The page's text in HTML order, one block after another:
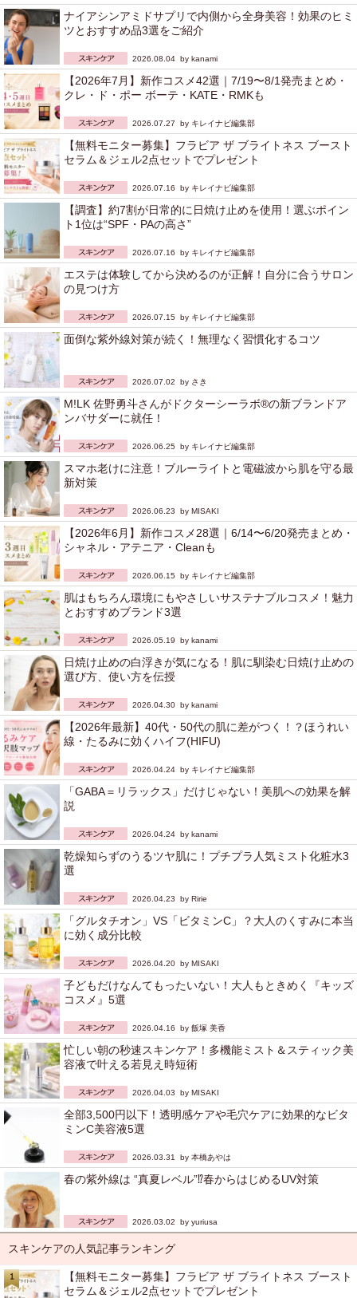
ナイアシンアミドサプリで内側から全身美容！効果のヒミ
ツとおすすめ品3選をご紹介
2026.08.04 by kanami
【2026年7月】新作コスメ42選｜7/19〜8/1発売まとめ・
クレ・ド・ポー ボーテ・KATE・RMKも
2026.07.27 by キレイナビ編集部
【無料モニター募集】フラビア ザ ブライトネス ブースト
セラム＆ジェル2点セットでプレゼント
2026.07.16 by キレイナビ編集部
【調査】約7割が日常的に日焼け止めを使用！選ぶポイン
ト1位は“SPF・PAの高さ”
2026.07.16 by キレイナビ編集部
エステは体験してから決めるのが正解！自分に合うサロン
の見つけ方
2026.07.15 by キレイナビ編集部
面倒な紫外線対策が続く！無理なく習慣化するコツ
2026.07.02 by さき
M!LK 佐野勇斗さんがドクターシーラボ®の新ブランドア
ンバサダーに就任！
2026.06.25 by キレイナビ編集部
スマホ老けに注意！ブルーライトと電磁波から肌を守る最
新対策
2026.06.23 by MISAKI
【2026年6月】新作コスメ28選｜6/14〜6/20発売まとめ・
シャネル・アテニア・Cleanも
2026.06.15 by キレイナビ編集部
肌はもちろん環境にもやさしいサステナブルコスメ！魅力
とおすすめブランド3選
2026.05.19 by kanami
日焼け止めの白浮きが気になる！肌に馴染む日焼け止めの
選び方、使い方を伝授
2026.04.30 by kanami
【2026年最新】40代・50代の肌に差がつく！？ほうれい
線・たるみに効くハイフ(HIFU)
2026.04.24 by キレイナビ編集部
「GABA＝リラックス」だけじゃない！美肌への効果を解
説
2026.04.24 by kanami
乾燥知らずのうるツヤ肌に！プチプラ人気ミスト化粧水3
選
2026.04.23 by Ririe
「グルタチオン」VS「ビタミンC」？大人のくすみに本当
に効く成分比較
2026.04.20 by MISAKI
子どもだけなんてもったいない！大人もときめく『キッズ
コスメ』5選
2026.04.16 by 飯塚 美香
忙しい朝の秒速スキンケア！多機能ミスト＆スティック美
容液で叶える若見え時短術
2026.04.03 by MISAKI
全部3,500円以下！透明感ケアや毛穴ケアに効果的なビタ
ミンC美容液5選
2026.03.31 by 本橋あやは
春の紫外線は “真夏レベル”⁉︎春からはじめるUV対策
2026.03.02 by yuriusa
スキンケアの人気記事ランキング
【無料モニター募集】フラビア ザ ブライトネス ブースト
セラム＆ジェル2点セットでプレゼント